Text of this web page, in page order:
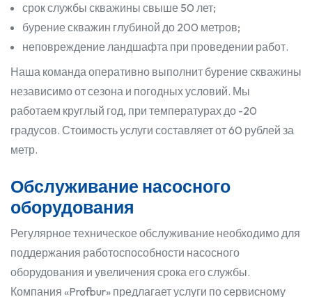
срок службы скважины свыше 50 лет;
бурение скважин глубиной до 200 метров;
неповреждение ландшафта при проведении работ.
Наша команда оперативно выполнит бурение скважины
независимо от сезона и погодных условий. Мы
работаем круглый год, при температурах до -20
градусов. Стоимость услуги составляет от 60 рублей за
метр.
Обслуживание насосного
оборудования
Регулярное техническое обслуживание необходимо для
поддержания работоспособности насосного
оборудования и увеличения срока его службы.
Компания «Profbur» предлагает услуги по сервисному